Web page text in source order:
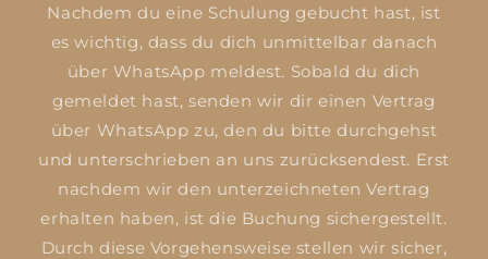
Nachdem du eine Schulung gebucht hast, ist
es wichtig, dass du dich unmittelbar danach
über WhatsApp meldest. Sobald du dich
gemeldet hast, senden wir dir einen Vertrag
über WhatsApp zu, den du bitte durchgehst
und unterschrieben an uns zurücksendest. Erst
nachdem wir den unterzeichneten Vertrag
erhalten haben, ist die Buchung sichergestellt.
Durch diese Vorgehensweise stellen wir sicher,